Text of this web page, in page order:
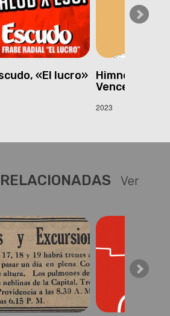
«El lucro»
Himno de la
Venceremos
2023
Ver